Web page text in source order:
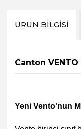
ÜRÜN BILGISI
Canton
Yeni Vento'nun